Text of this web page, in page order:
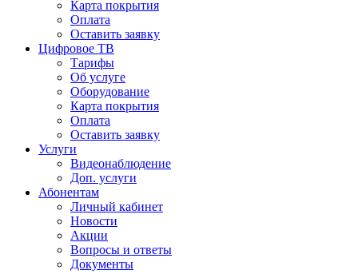
Карта покрытия
Оплата
Оставить заявку
Цифровое ТВ
Тарифы
Об услуге
Оборудование
Карта покрытия
Оплата
Оставить заявку
Услуги
Видеонаблюдение
Доп. услуги
Абонентам
Личный кабинет
Новости
Акции
Вопросы и ответы
Документы